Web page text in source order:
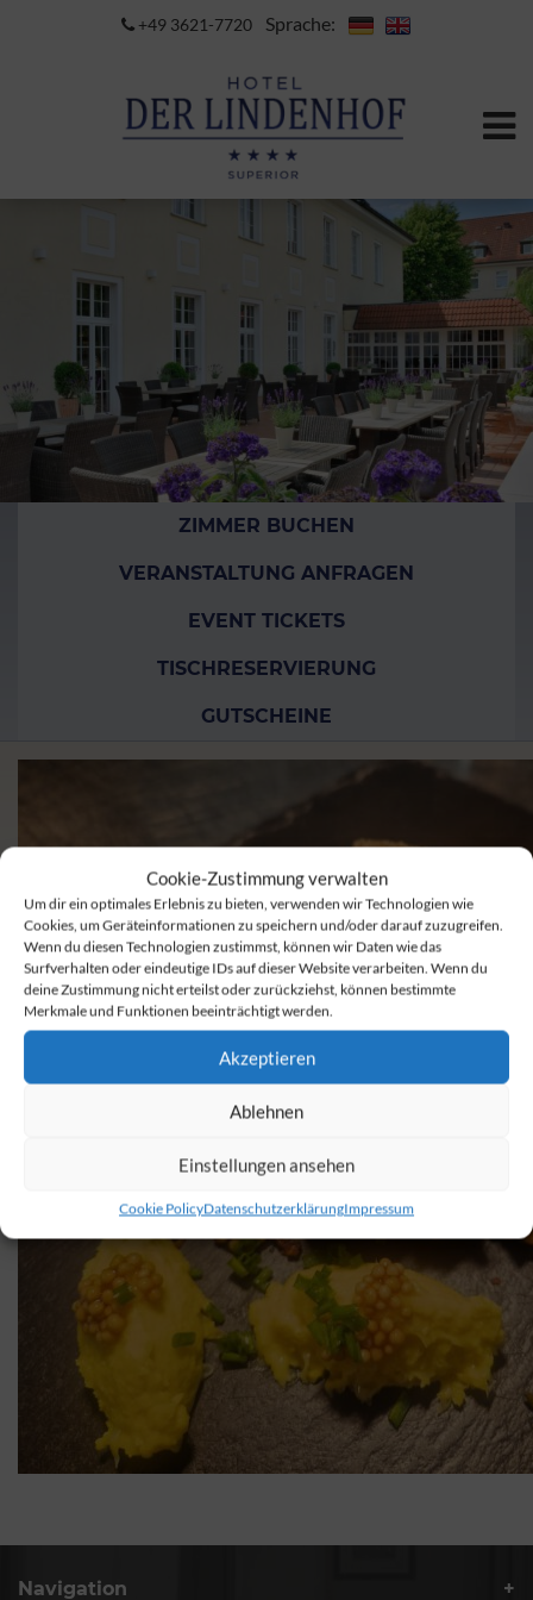
Cookie-Zustimmung verwalten
Um dir ein optimales Erlebnis zu bieten, verwenden wir Technologien wie
Cookies, um Geräteinformationen zu speichern und/oder darauf zuzugreifen.
Wenn du diesen Technologien zustimmst, können wir Daten wie das
Surfverhalten oder eindeutige IDs auf dieser Website verarbeiten. Wenn du
deine Zustimmung nicht erteilst oder zurückziehst, können bestimmte
Merkmale und Funktionen beeinträchtigt werden.
Akzeptieren
Ablehnen
Einstellungen ansehen
Cookie PolicyDatenschutzerklärungImpressum
+49 3621-7720 Sprache:
ZIMMER BUCHEN
VERANSTALTUNG ANFRAGEN
EVENT TICKETS
TISCHRESERVIERUNG
GUTSCHEINE
Navigation